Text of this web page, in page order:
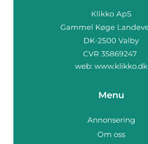
web: www.klikko.dk
Menu
Annonsering
Om oss